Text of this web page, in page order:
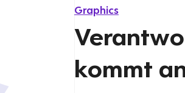
Graphics
kommt